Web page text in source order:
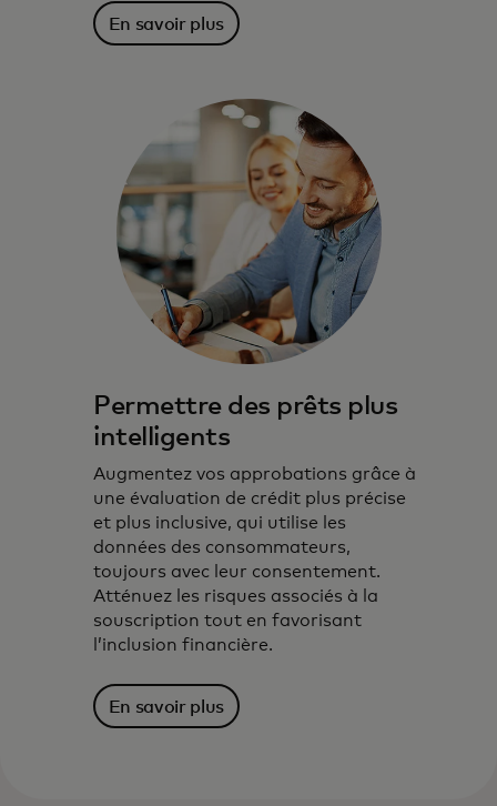
En savoir plus
Permettre des prêts plus
intelligents
Augmentez vos approbations grâce à
une évaluation de crédit plus précise
et plus inclusive, qui utilise les
données des consommateurs,
toujours avec leur consentement.
Atténuez les risques associés à la
souscription tout en favorisant
l’inclusion financière.
En savoir plus